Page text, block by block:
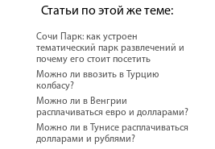
Статьи по этой же теме:
Сочи Парк: как устроен
тематический парк развлечений и
почему его стоит посетить
Можно ли ввозить в Турцию
колбасу?
Можно ли в Венгрии
расплачиваться евро и долларами?
Можно ли в Тунисе расплачиваться
долларами и рублями?